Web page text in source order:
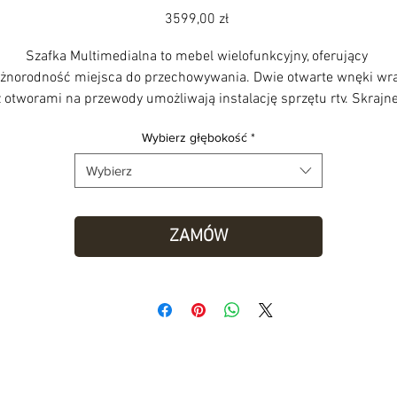
3599,00 złCena
Szafka Multimedialna to mebel wielofunkcyjny, oferujący
miejsca do przechowywania. Dwie otwarte wnęki
otworami na przewody umożliwają instalację sprzętu rtv. Skrajne
półki, dzięki czemu możemy przechowywać w nich drobiazgi lub po
ich wymontowaniu większe przedmioty jak np. płyty winylowe.
Całość dopełniają dwie pojemne szuflady.
Fronty i szuflady otwierają się przez delikatne naciśnięcie.
Wybierz głębokość *
Wybierz
ZAMÓW